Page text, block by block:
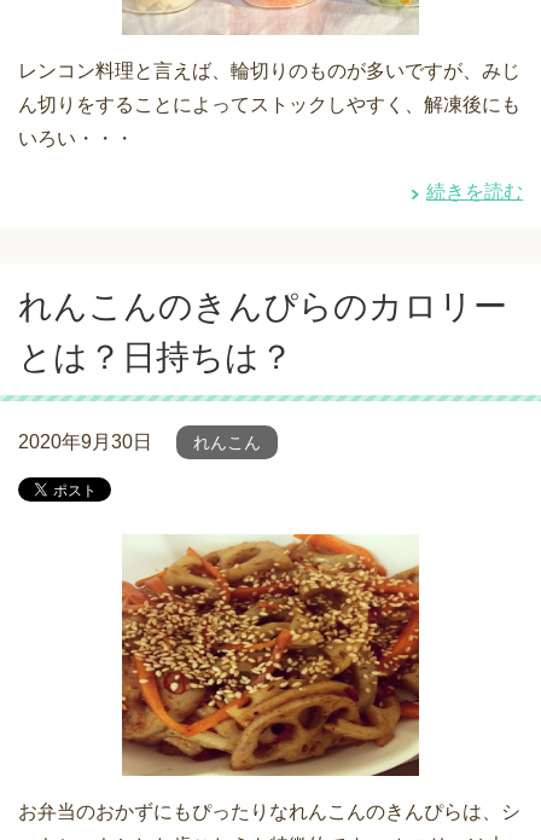
レンコン料理と言えば、輪切りのものが多いですが、みじ
ん切りをすることによってストックしやすく、解凍後にも
いろい・・・
続きを読む
れんこんのきんぴらのカロリー
とは？日持ちは？
2020年9月30日 れんこん
お弁当のおかずにもぴったりなれんこんのきんぴらは、シ